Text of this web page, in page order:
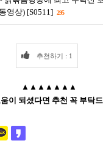
영상) [S0511] 295
추천하기 : 1
▲▲▲▲▲▲▲
이 되셨다면 추천 꼭 부탁